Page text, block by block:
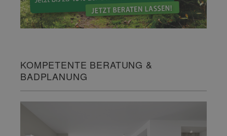
KOMPETENTE BERATUNG &
BADPLANUNG